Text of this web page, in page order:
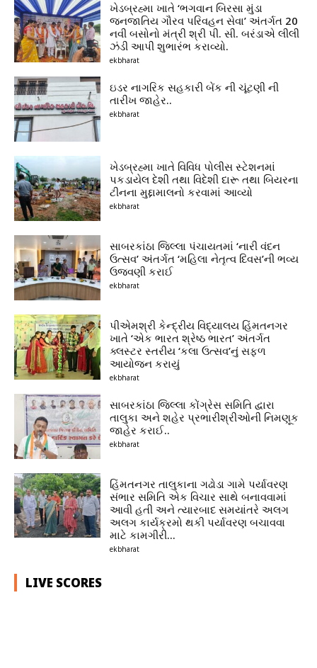
ખેડબ્રહ્મા ખાતે ‘ભગવાન બિરસા મુંડા
જનજાતિય ગૌરવ પરિવહન સેવા’ અંતર્ગત 20
નવી બસોનો મંત્રી શ્રી પી. સી. બરંડાએ લીલી
ઝંડી આપી શુભારંભ કરાવ્યો.
ekbharat
ઇડર નાગરિક સહકારી બેંક ની ચૂંટણી ની
તારીખ જાહેર..
ekbharat
ખેડબ્રહ્મા ખાતે વિવિધ પોલીસ સ્ટેશનમાં
પકડાયેલ દેશી તથા વિદેશી દારૂ તથા બિયરના
ટીનના મુદ્દામાલનો કરવામાં આવ્યો
ekbharat
સાબરકાંઠા જિલ્લા પંચાયતમાં ‘નારી વંદન
ઉત્સવ’ અંતર્ગત ‘મહિલા નેતૃત્વ દિવસ’ની ભવ્ય
ઉજવણી કરાઈ
ekbharat
પીએમશ્રી કેન્દ્રીય વિદ્યાલય હિંમતનગર
ખાતે ‘એક ભારત શ્રેષ્ઠ ભારત’ અંતર્ગત
ક્લસ્ટર સ્તરીય ‘કલા ઉત્સવ’નું સફળ
આયોજન કરાયું
ekbharat
સાબરકાંઠા જિલ્લા કોંગ્રેસ સમિતિ દ્વારા
તાલુકા અને શહેર પ્રભારીશ્રીઓની નિમણૂક
જાહેર કરાઈ..
ekbharat
હિંમતનગર તાલુકાના ગઢોડા ગામે પર્યાવરણ
સંભાર સમિતિ એક વિચાર સાથે બનાવવામાં
આવી હતી અને ત્યારબાદ સમયાંતરે અલગ
અલગ કાર્યક્રમો થકી પર્યાવરણ બચાવવા
માટે કામગીરી...
ekbharat
LIVE SCORES